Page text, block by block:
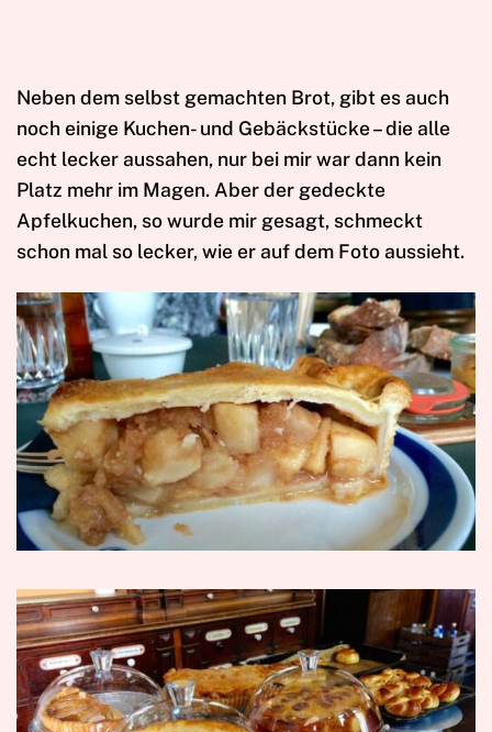
Neben dem selbst gemachten Brot, gibt es auch
noch einige Kuchen- und Gebäckstücke – die alle
echt lecker aussahen, nur bei mir war dann kein
Platz mehr im Magen. Aber der gedeckte
Apfelkuchen, so wurde mir gesagt, schmeckt
schon mal so lecker, wie er auf dem Foto aussieht.